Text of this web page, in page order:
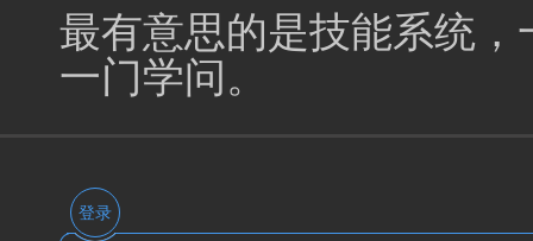
最有意思的是技能系统
一门学问。
登录